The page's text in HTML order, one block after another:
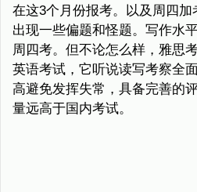
在这3个月份报考。以及周四
出现一些偏题和怪题。写作水
周四考。但不论怎么样，雅思
英语考试，它听说读写考察全
高避免发挥失常，具备完善的
量远高于国内考试。